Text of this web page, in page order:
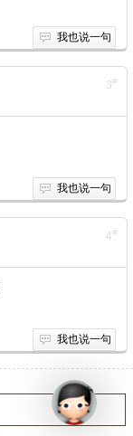
我也说一句
3#
我也说一句
4#
我也说一句